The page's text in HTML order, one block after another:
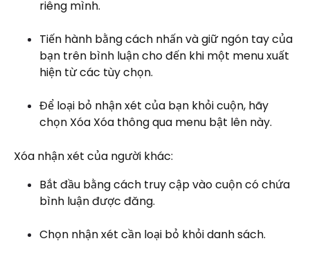
riêng mình.
Tiến hành bằng cách nhấn và giữ ngón tay của
bạn trên bình luận cho đến khi một menu xuất
hiện từ các tùy chọn.
Để loại bỏ nhận xét của bạn khỏi cuộn, hãy
chọn Xóa Xóa thông qua menu bật lên này.
Xóa nhận xét của người khác:
Bắt đầu bằng cách truy cập vào cuộn có chứa
bình luận được đăng.
Chọn nhận xét cần loại bỏ khỏi danh sách.